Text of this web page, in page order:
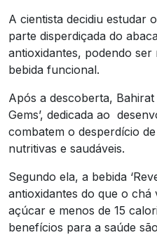
A cientista decidiu estudar
parte disperdiçada do
antioxidantes, podendo
bebida funcional.
Após a descoberta,
Gems’, dedicada ao
combatem o desperdício
nutritivas e saudáveis.
Segundo ela, a bebida
antioxidantes do que o chá
açúcar e menos de 15
benefícios para a saúde